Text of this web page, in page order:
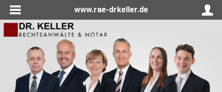
www.rae-drkeller.de